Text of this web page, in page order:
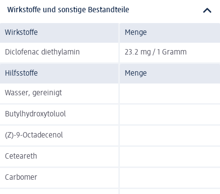
Wirkstoffe und sonstige Bestandteile
Wirkstoffe Menge
Diclofenac diethylamin 23.2 mg / 1 Gramm
Hilfsstoffe Menge
Wasser, gereinigt
Butylhydroxytoluol
(Z)-9-Octadecenol
Ceteareth
Carbomer